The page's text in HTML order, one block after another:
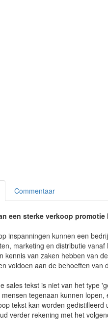
Commentaar
een sterke verkoop
inspanningen kunnen een
marketing en distributie
kennis van zaken hebben van
voldoen aan de behoeften van
sales tekst is niet van het type
tegenaan kunnen
tekst kan worden
verder rekening met het